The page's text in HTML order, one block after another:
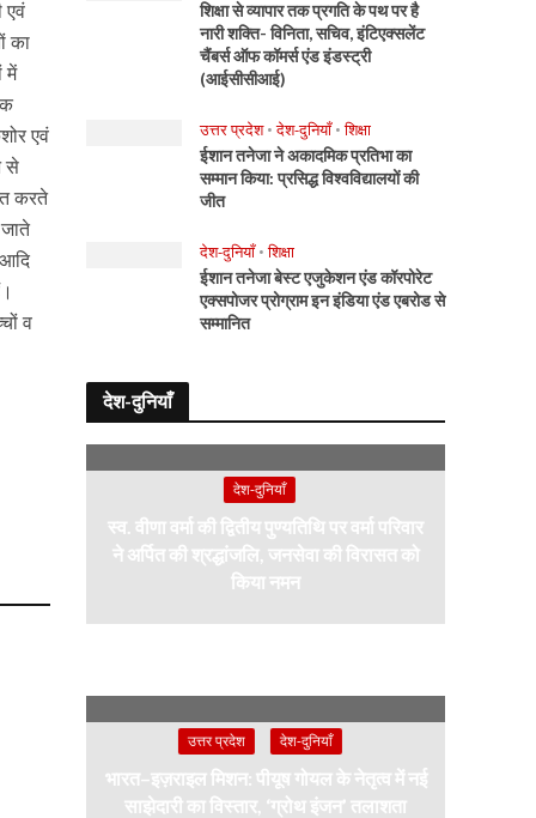
एवं
का
में
एवं
से
करते
व
शिक्षा से व्यापार तक प्रगति के पथ पर है
नारी शक्ति- विनिता, सचिव, इंटिएक्सलेंट
चैंबर्स ऑफ कॉमर्स एंड इंडस्ट्री
(आईसीसीआई)
उत्तर प्रदेश • देश-दुनियाँ • शिक्षा
ईशान तनेजा ने अकादमिक प्रतिभा का
सम्मान किया: प्रसिद्ध विश्वविद्यालयों की
जीत
देश-दुनियाँ • शिक्षा
ईशान तनेजा बेस्ट एजुकेशन एंड कॉरपोरेट
एक्सपोजर प्रोग्राम इन इंडिया एंड एबरोड से
सम्मानित
देश-दुनियाँ
देश-दुनियाँ
स्व. वीणा वर्मा की द्वितीय पुण्यतिथि पर वर्मा परिवार
ने अर्पित की श्रद्धांजलि, जनसेवा की विरासत को
किया नमन
उत्तर प्रदेश देश-दुनियाँ
भारत–इज़राइल मिशन: पीयूष गोयल के नेतृत्व में नई
साझेदारी का विस्तार, ‘ग्रोथ इंजन’ तलाशता